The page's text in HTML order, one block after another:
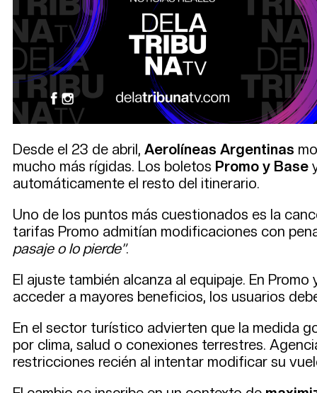
Desde el 23 de abril, Aerolíneas Argentinas
mucho más rígidas. Los boletos Promo y Base
automáticamente el resto del itinerario.
Uno de los puntos más cuestionados es la
tarifas Promo admitían modificaciones con
pasaje o lo pierde”.
El ajuste también alcanza al equipaje. En
acceder a mayores beneficios, los usuarios
En el sector turístico advierten que la medida
por clima, salud o conexiones terrestres.
restricciones recién al intentar modificar su